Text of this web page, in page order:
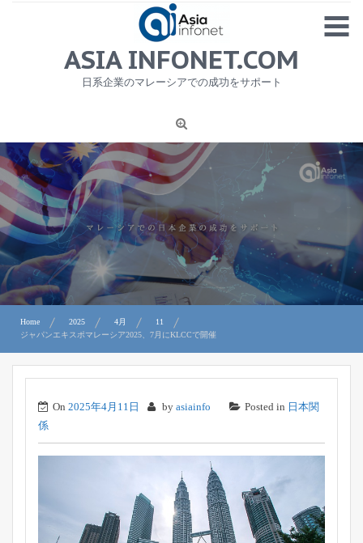
MENU
1
ニュース
労務サービス
プライバシーポリシー及び著作権について
お問合せ
ASIA INFONET.COM
日系企業のマレーシアでの成功をサポート
Home 2025 4月
11
ジャパンエキスポマレーシア2025、7月にKLCCで開催
On 2025年4月11日 by asiainfo Posted in 日本関
係